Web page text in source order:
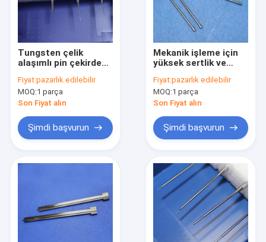
Videolar
Tungsten çelik
alaşımlı pin çekirdeği
performanslı seramik
ferrule
Fiyat:pazarlık edilebilir
MOQ:1 parça
Son Fiyat alın
Şimdi başvurun
Mekanik işleme için
yüksek sertlik ve
dayanıklılıklı alt
mikron hassasiyetli
volfram karbüt bulma
Fiyat:pazarlık edilebilir
MOQ:1 parça
Son Fiyat alın
Şimdi başvurun